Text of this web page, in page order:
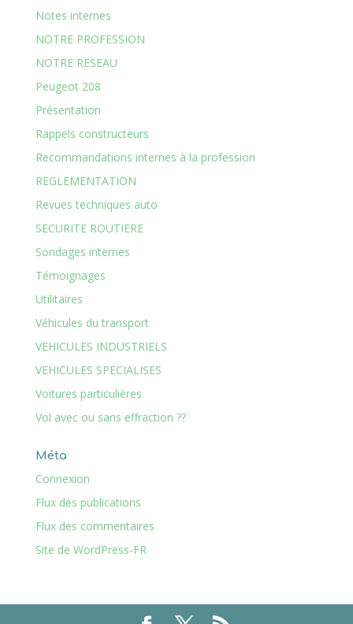
Notes internes
NOTRE PROFESSION
NOTRE RESEAU
Peugeot 208
Présentation
Rappels constructeurs
Recommandations internes à la profession
REGLEMENTATION
Revues techniques auto
SECURITE ROUTIERE
Sondages internes
Témoignages
Utilitaires
Véhicules du transport
VEHICULES INDUSTRIELS
VEHICULES SPECIALISES
Voitures particulières
Vol avec ou sans effraction ??
Méta
Connexion
Flux des publications
Flux des commentaires
Site de WordPress-FR